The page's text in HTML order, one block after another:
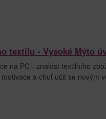
textilu - Vysoké Mýto
na PC - znalost textilního
a chuť učit se novým